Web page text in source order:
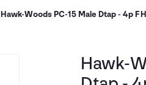
Hawk-Woods PC-15 Male Dtap - 4p F
Hawk-